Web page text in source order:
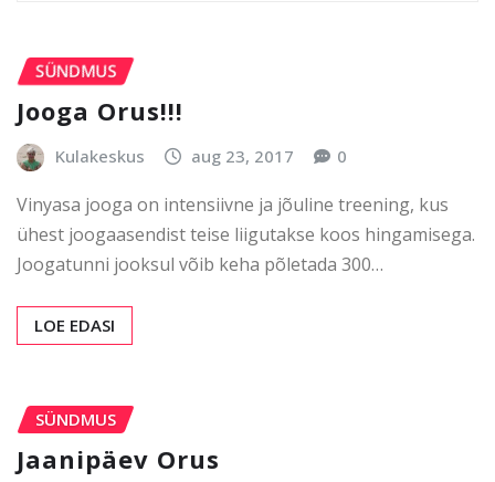
SÜNDMUS
Jooga Orus!!!
Kulakeskus aug 23, 2017 0
Vinyasa jooga on intensiivne ja jõuline treening, kus
ühest joogaasendist teise liigutakse koos hingamisega.
Joogatunni jooksul võib keha põletada 300…
LOE EDASI
SÜNDMUS
Jaanipäev Orus